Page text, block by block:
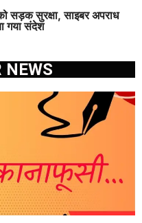
सड़क सुरक्षा, साइबर अपराध
गया संदेश
NEWS